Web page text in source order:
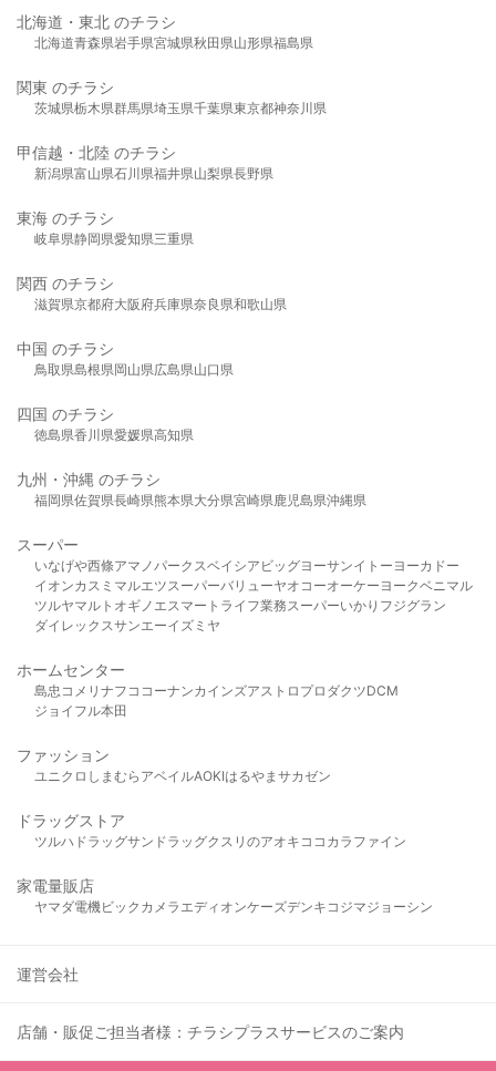
北海道・東北 のチラシ
北海道青森県岩手県宮城県秋田県山形県福島県
関東 のチラシ
茨城県栃木県群馬県埼玉県千葉県東京都神奈川県
甲信越・北陸 のチラシ
新潟県富山県石川県福井県山梨県長野県
東海 のチラシ
岐阜県静岡県愛知県三重県
関西 のチラシ
滋賀県京都府大阪府兵庫県奈良県和歌山県
中国 のチラシ
鳥取県島根県岡山県広島県山口県
四国 のチラシ
徳島県香川県愛媛県高知県
九州・沖縄 のチラシ
福岡県佐賀県長崎県熊本県大分県宮崎県鹿児島県沖縄県
スーパー
いなげや西條アマノパークスベイシア ビッグヨーサンイトーヨーカドー
イオンカスミ マルエツスーパーバリューヤオコーオーケー ヨークベニマル
ツルヤマルト オギノ エスマート ライフ業務スーパーいかり フジグラン
ダイレックスサンエーイズミヤ
ホームセンター
島忠 コメリ ナフコ コーナンカインズアストロプロダクツDCM
ジョイフル本田
ファッション
ユニクロ しまむら アベイルAOKIはるやま サカゼン
ドラッグストア
ツルハドラッグサンドラッグクスリのアオキ ココカラファイン
家電量販店
ヤマダ電機ビックカメラ エディオンケーズデンキ コジマジョーシン
運営会社
店舗・販促ご担当者様：チラシプラスサービスのご案内